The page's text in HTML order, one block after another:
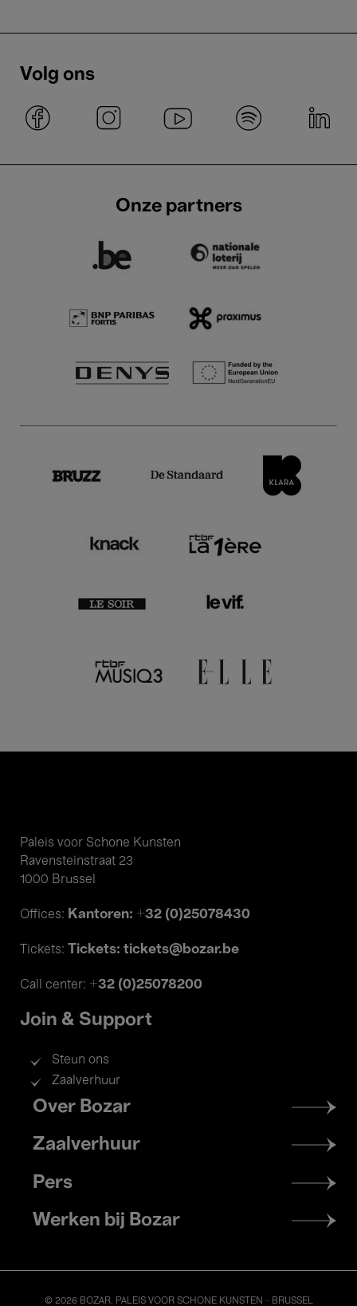
Volg ons
Onze partners
Paleis voor Schone Kunsten
Ravensteinstraat 23
1000 Brussel
Offices: Kantoren: +32 (0)25078430
Tickets: Tickets: tickets@bozar.be
Call center: +32 (0)25078200
Join & Support
Steun ons
Zaalverhuur
Footer
menu
Over Bozar
Zaalverhuur
Pers
Werken bij Bozar
© 2026 BOZAR. PALEIS VOOR SCHONE KUNSTEN - BRUSSEL